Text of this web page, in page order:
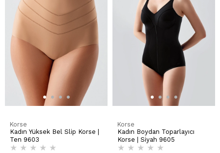
Korse
Kadın Yüksek Bel Slip Korse |
Ten 9603
★ ★ ★ ★ ★
Korse
Kadın Boydan Toparlayıcı
Korse | Siyah 9605
★ ★ ★ ★ ★